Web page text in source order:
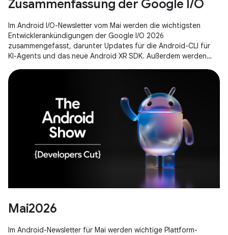
Zusammenfassung der Google I/O
Im Android I/O-Newsletter vom Mai werden die wichtigsten
Entwicklerankündigungen der Google I/O 2026
zusammengefasst, darunter Updates für die Android-CLI für
KI-Agents und das neue Android XR SDK. Außerdem werden
Effekte für Android 17 vorgestellt.
Mai2026
Im Android-Newsletter für Mai werden wichtige Plattform-